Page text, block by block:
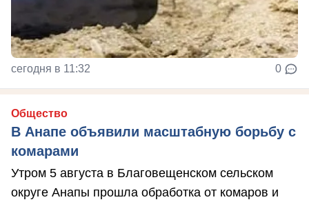
сегодня в 11:32 0
Общество
В Анапе объявили масштабную борьбу с
комарами
Утром 5 августа в Благовещенском сельском
округе Анапы прошла обработка от комаров и